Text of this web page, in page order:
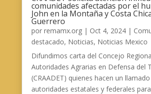
comunidades afectadas por el
John en la Montaña y Costa
Guerrero
por remamx.org| Oct 4, 2024|
destacado, Noticias, Noticias Mexico
Difundimos carta del Concejo
Autoridades Agrarias en Defensa del
(CRAADET) quienes hacen un
autoridades estatales y federales para